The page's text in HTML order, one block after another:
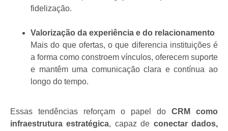
fidelização.
Valorização da experiência e do relacionamento
Mais do que ofertas, o que diferencia instituições é
a forma como constroem vínculos, oferecem suporte
e mantêm uma comunicação clara e contínua ao
longo do tempo.
Essas tendências reforçam o papel do CRM como
infraestrutura estratégica, capaz de conectar dados,